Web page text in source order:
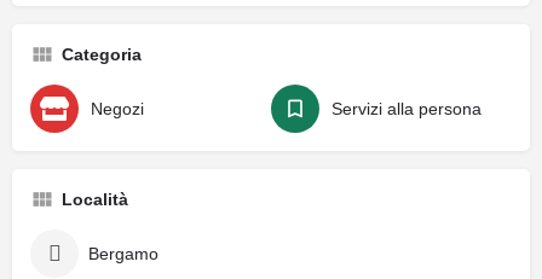
Categoria
Negozi Servizi alla persona
Località
Bergamo